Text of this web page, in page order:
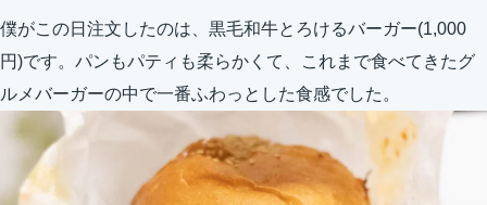
僕がこの日注文したのは、黒毛和牛とろけるバーガー(1,000
円)です。パンもパティも柔らかくて、これまで食べてきたグ
ルメバーガーの中で一番ふわっとした食感でした。